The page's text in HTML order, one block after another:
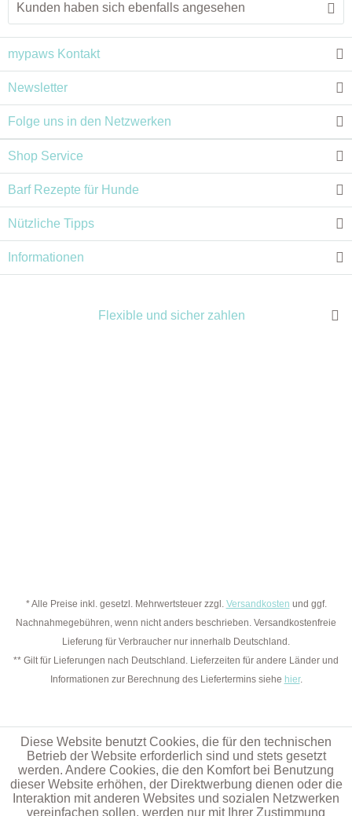
Kunden haben sich ebenfalls angesehen
mypaws Kontakt
Newsletter
Folge uns in den Netzwerken
Shop Service
Barf Rezepte für Hunde
Nützliche Tipps
Informationen
Flexible und sicher zahlen
* Alle Preise inkl. gesetzl. Mehrwertsteuer zzgl. Versandkosten und ggf.
Nachnahmegebühren, wenn nicht anders beschrieben. Versandkostenfreie
Lieferung für Verbraucher nur innerhalb Deutschland.
** Gilt für Lieferungen nach Deutschland. Lieferzeiten für andere Länder und
Informationen zur Berechnung des Liefertermins siehe hier.
Diese Website benutzt Cookies, die für den technischen
Betrieb der Website erforderlich sind und stets gesetzt
werden. Andere Cookies, die den Komfort bei Benutzung
dieser Website erhöhen, der Direktwerbung dienen oder die
Interaktion mit anderen Websites und sozialen Netzwerken
vereinfachen sollen, werden nur mit Ihrer Zustimmung